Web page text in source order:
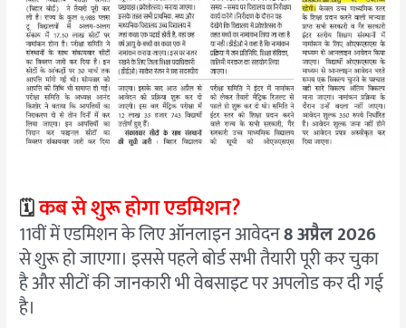
🗓️कब से शुरू होगा एडमिशन?
11वीं में एडमिशन के लिए ऑनलाइन आवेदन8 अप्रैल 2026
से शुरू हो जाएगा। इससे पहले बोर्ड सभी तैयारी पूरी कर चुका
है और सीटों की जानकारी भी वेबसाइट पर अपलोड कर दी गई
है।